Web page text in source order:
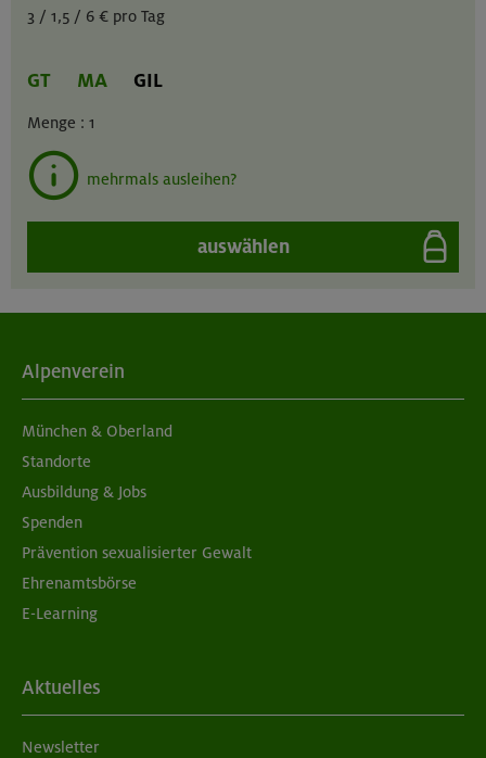
3 / 1,5 / 6 € pro Tag
GT MA GIL
Menge : 1
mehrmals ausleihen?
auswählen
Alpenverein
München & Oberland
Standorte
Ausbildung & Jobs
Spenden
Prävention sexualisierter Gewalt
Ehrenamtsbörse
E-Learning
Aktuelles
Newsletter